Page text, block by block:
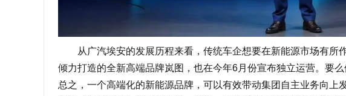
从广汽埃安的发展历程来看，传统车企想要在新能源市场有所
倾力打造的全新高端品牌岚图，也在今年6月份宣布独立运营。要
总之，一个高端化的新能源品牌，可以有效带动集团自主业务向